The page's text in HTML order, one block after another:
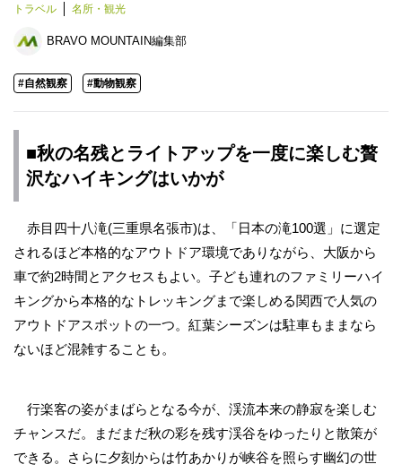
トラベル 名所・観光
BRAVO MOUNTAIN編集部
#自然観察 #動物観察
■秋の名残とライトアップを一度に楽しむ贅
沢なハイキングはいかが
赤目四十八滝(三重県名張市)は、「日本の滝100選」に選定
されるほど本格的なアウトドア環境でありながら、大阪から
車で約2時間とアクセスもよい。子ども連れのファミリーハイ
キングから本格的なトレッキングまで楽しめる関西で人気の
アウトドアスポットの一つ。紅葉シーズンは駐車もままなら
ないほど混雑することも。
行楽客の姿がまばらとなる今が、渓流本来の静寂を楽しむ
チャンスだ。まだまだ秋の彩を残す渓谷をゆったりと散策が
できる。さらに夕刻からは竹あかりが峡谷を照らす幽幻の世